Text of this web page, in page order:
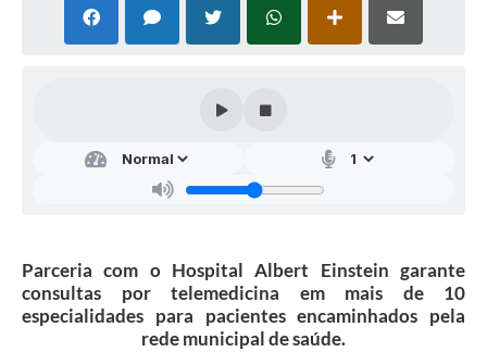
Parceria com o Hospital Albert Einstein garante
consultas por telemedicina em mais de 10
especialidades para pacientes encaminhados pela
rede municipal de saúde.